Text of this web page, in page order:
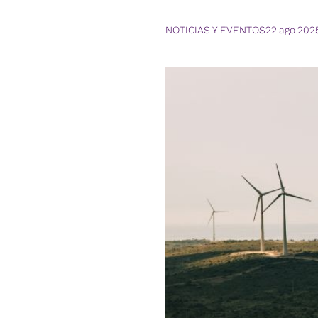
NOTICIAS Y EVENTOS22 ago